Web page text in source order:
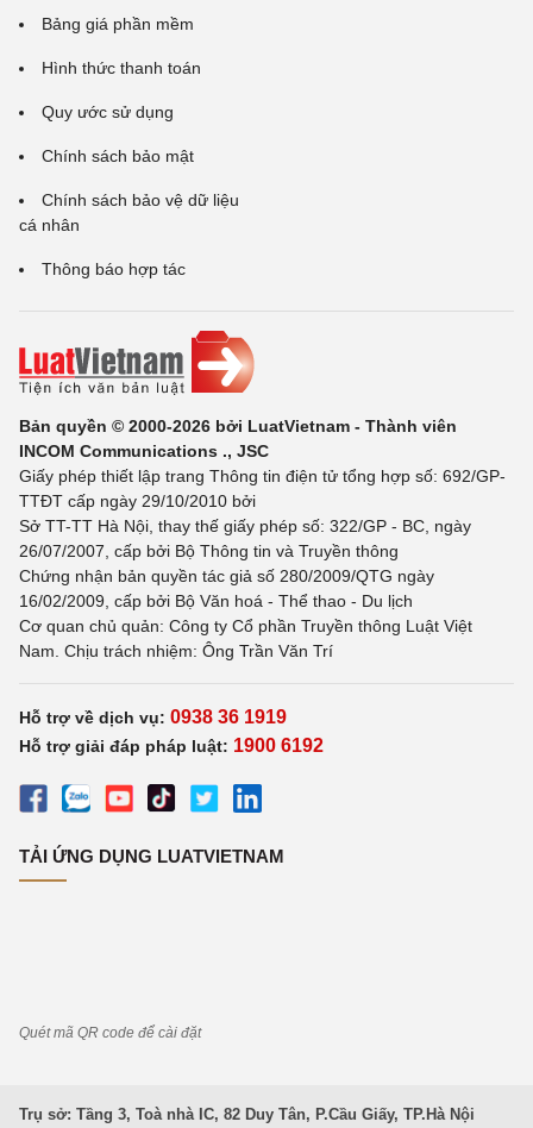
Bảng giá phần mềm
Hình thức thanh toán
Quy ước sử dụng
Chính sách bảo mật
Chính sách bảo vệ dữ liệu
cá nhân
Thông báo hợp tác
Bản quyền © 2000-2026 bởi LuatVietnam - Thành viên
INCOM Communications ., JSC
Giấy phép thiết lập trang Thông tin điện tử tổng hợp số: 692/GP-
TTĐT cấp ngày 29/10/2010 bởi
Sở TT-TT Hà Nội, thay thế giấy phép số: 322/GP - BC, ngày
26/07/2007, cấp bởi Bộ Thông tin và Truyền thông
Chứng nhận bản quyền tác giả số 280/2009/QTG ngày
16/02/2009, cấp bởi Bộ Văn hoá - Thể thao - Du lịch
Cơ quan chủ quản: Công ty Cổ phần Truyền thông Luật Việt
Nam. Chịu trách nhiệm: Ông Trần Văn Trí
Hỗ trợ về dịch vụ: 0938 36 1919
Hỗ trợ giải đáp pháp luật: 1900 6192
TẢI ỨNG DỤNG LUATVIETNAM
Quét mã QR code để cài đặt
Trụ sở: Tầng 3, Toà nhà IC, 82 Duy Tân, P.Cầu Giấy, TP.Hà Nội